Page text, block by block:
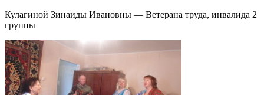
Кулагиной Зинаиды Ивановны — Ветерана труда, инвалида 2
группы